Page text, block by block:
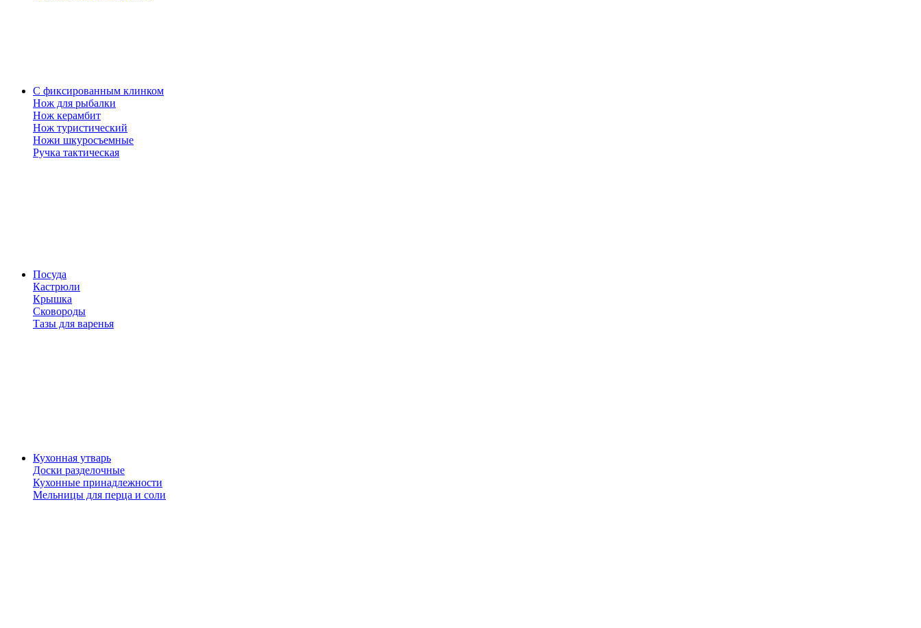
С фиксированным клинком
Нож для рыбалки
Нож керамбит
Нож туристический
Ножи шкуросъемные
Ручка тактическая
Посуда
Кастрюли
Крышка
Сковороды
Тазы для варенья
Кухонная утварь
Доски разделочные
Кухонные принадлежности
Мельницы для перца и соли